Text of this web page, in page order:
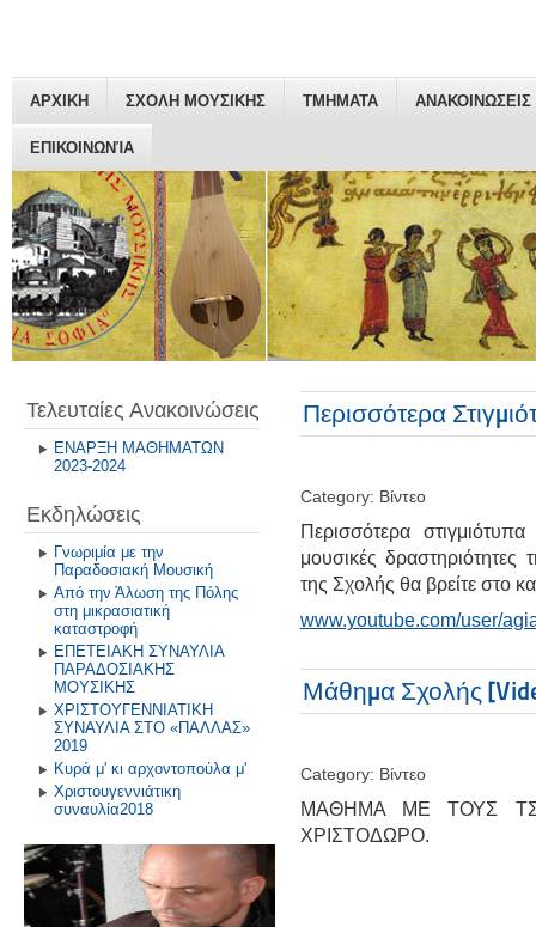
ΑΡΧΙΚΗ ΣΧΟΛΗ ΜΟΥΣΙΚΗΣ ΤΜΗΜΑΤΑ ΑΝΑΚΟΙΝΩΣΕΙΣ
ΕΠΙΚΟΙΝΩΝΊΑ
Τελευταίες Ανακοινώσεις
ΕΝΑΡΞΗ ΜΑΘΗΜΑΤΩΝ
2023-2024
Εκδηλώσεις
Γνωριμία με την
Παραδοσιακή Μουσική
Από την Άλωση της Πόλης
στη μικρασιατική
καταστροφή
ΕΠΕΤΕΙΑΚΗ ΣΥΝΑΥΛΙΑ
ΠΑΡΑΔΟΣΙΑΚΗΣ
ΜΟΥΣΙΚΗΣ
ΧΡΙΣΤΟΥΓΕΝΝΙΑΤΙΚΗ
ΣΥΝΑΥΛΙΑ ΣΤΟ «ΠΑΛΛΑΣ»
2019
Κυρά μ' κι αρχοντοπούλα μ'
Χριστουγεννιάτικη
συναυλία2018
Περισσότερα
Category: Βίντεο
Περισσότερα
μουσικές
της Σχολής θα βρείτε στο
www.youtube.com/user/
Μάθημα Σχολής
Category: Βίντεο
ΜΑΘΗΜΑ ΜΕ ΤΟΥΣ
ΧΡΙΣΤΟΔΩΡΟ.